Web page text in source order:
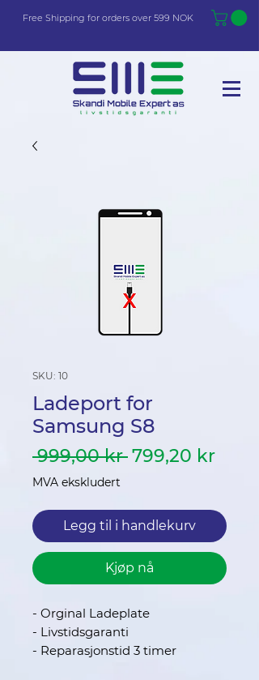
Free Shipping for orders over 599 NOK
SKU: 10
Ladeport for
Samsung S8
999,00 kr Vanlig
799,20 kr
MVA ekskludert
Legg til i handlekurv
Kjøp nå
- Orginal Ladeplate
- Livstidsgaranti
- Reparasjonstid 3 timer